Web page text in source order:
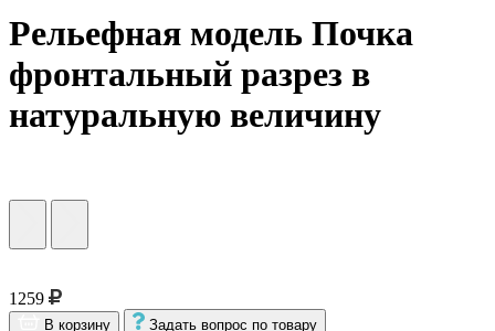
Рельефная модель Почка
фронтальный разрез в
натуральную величину
1259
В корзину Задать вопрос по товару